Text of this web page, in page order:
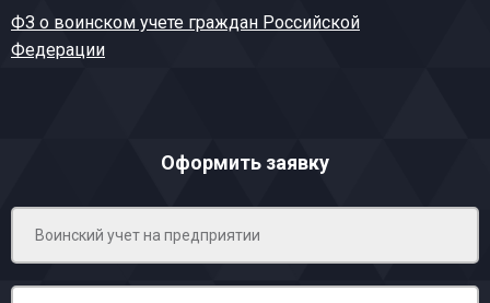
ФЗ о воинском учете граждан Российской
Федерации
Оформить заявку